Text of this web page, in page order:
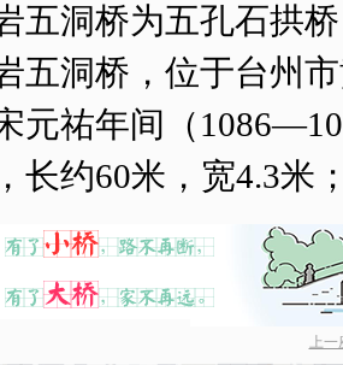
洞桥为五孔石拱桥
洞桥，位于台州市
元祐年间（
长约60米，宽4.3米
上一